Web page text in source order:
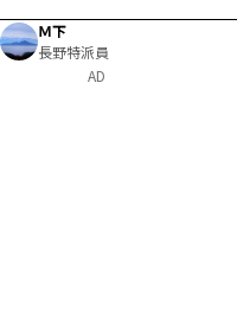
Ｍ下
長野特派員
AD